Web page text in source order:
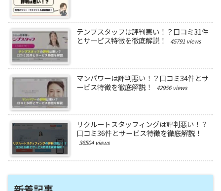
テンプスタッフは評判悪い！？口コミ31件
とサービス特徴を徹底解説！
45791 views
マンパワーは評判悪い！？口コミ34件とサ
ービス特徴を徹底解説！
42956 views
リクルートスタッフィングは評判悪い！？
口コミ36件とサービス特徴を徹底解説！
36504 views